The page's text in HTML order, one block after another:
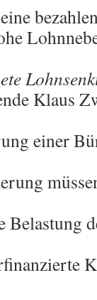
Klaus
einer
Belastung